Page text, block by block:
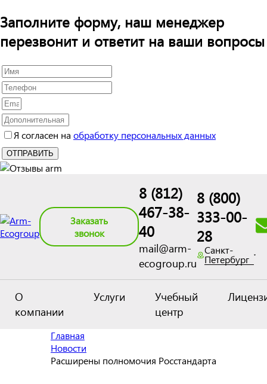
Заполните форму, наш менеджер
перезвонит и ответит на ваши вопросы
Я согласен на обработку персональных данных
Заказать
звонок
8 (812)
467-38-
40
mail@arm-
ecogroup.ru
8 (800)
333-00-
28
Санкт-
Петербург
О
компании
Услуги
Учебный
центр
Главная
Новости
Расширены полномочия Росстандарта